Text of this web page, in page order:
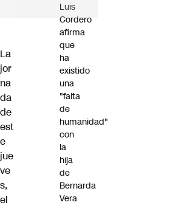
La
jor
na
da
de
est
e
jue
ve
s,
el
Luis
Cordero
afirma
que
ha
existido
una
"falta
de
humanidad"
con
la
hija
de
Bernarda
Vera